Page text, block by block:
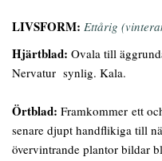
LIVSFORM: Ettårig
Hjärtblad: Ovala till
Nervatur synlig. Kala.
Örtblad: Framkommer ett
senare djupt handflikiga till
övervintrande plantor bildar